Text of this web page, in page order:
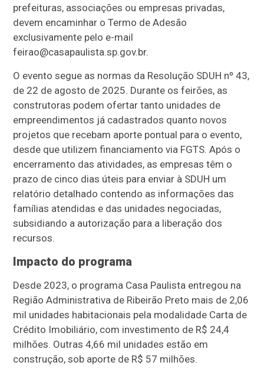
prefeituras, associações ou empresas privadas,
devem encaminhar o Termo de Adesão
exclusivamente pelo e-mail
feirao@casapaulista.sp.gov.br.
O evento segue as normas da Resolução SDUH nº 43,
de 22 de agosto de 2025. Durante os feirões, as
construtoras podem ofertar tanto unidades de
empreendimentos já cadastrados quanto novos
projetos que recebam aporte pontual para o evento,
desde que utilizem financiamento via FGTS. Após o
encerramento das atividades, as empresas têm o
prazo de cinco dias úteis para enviar à SDUH um
relatório detalhado contendo as informações das
famílias atendidas e das unidades negociadas,
subsidiando a autorização para a liberação dos
recursos.
Impacto do programa
Desde 2023, o programa Casa Paulista entregou na
Região Administrativa de Ribeirão Preto mais de 2,06
mil unidades habitacionais pela modalidade Carta de
Crédito Imobiliário, com investimento de R$ 24,4
milhões. Outras 4,66 mil unidades estão em
construção, sob aporte de R$ 57 milhões.